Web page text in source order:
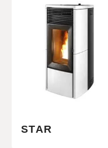
STAR